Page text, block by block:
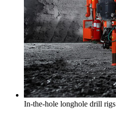
In-the-hole longhole drill rigs